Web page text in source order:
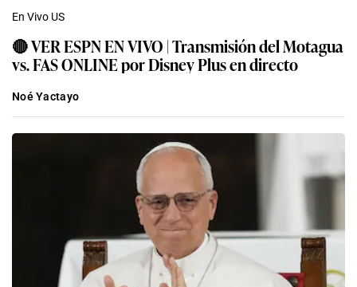
En Vivo US
🔴 VER ESPN EN VIVO | Transmisión del Motagua
vs. FAS ONLINE por Disney Plus en directo
Noé Yactayo